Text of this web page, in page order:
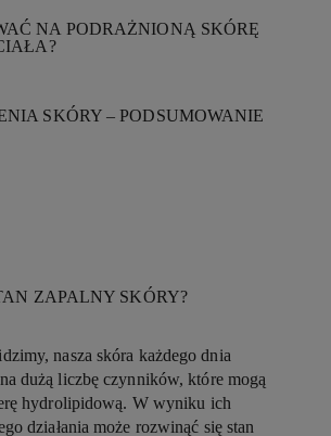
NA PODRAŻNIONĄ SKÓRĘ
SKÓRY – PODSUMOWANIE
ZAPALNY SKÓRY?
nasza skóra każdego dnia
dużą liczbę czynników, które mogą
hydrolipidową. W wyniku ich
działania może rozwinąć się stan